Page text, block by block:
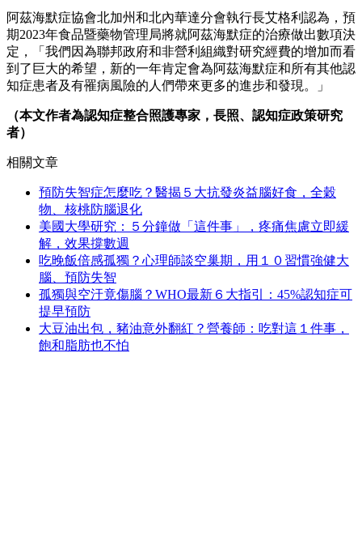
阿茲海默症協會北加州和北內華達分會執行長艾格利認為，預
期2023年食品暨藥物管理局將就阿茲海默症的治療做出數項決
定，「我們因為聯邦政府和非營利組織對研究經費的增加而看
到了巨大的希望，新的一年肯定會為阿茲海默症和所有其他認
知症患者及有罹病風險的人們帶來更多的進步和發現。」
（本文作者為認知症整合照護專家，長照、認知症政策研究
者）
相關文章
預防失智症怎麼吃？醫揭５大抗發炎益腦好食，全穀
物、核桃防腦退化
美國大學研究：５分鐘做「這件事」，疼痛焦慮立即緩
解，效果撐數週
吃晚飯倍感孤獨？心理師談空巢期，用１０習慣強健大
腦、預防失智
孤獨與空汙竟傷腦？WHO最新６大指引：45%認知症可
提早預防
大豆油出包，豬油意外翻紅？營養師：吃對這１件事，
飽和脂肪也不怕